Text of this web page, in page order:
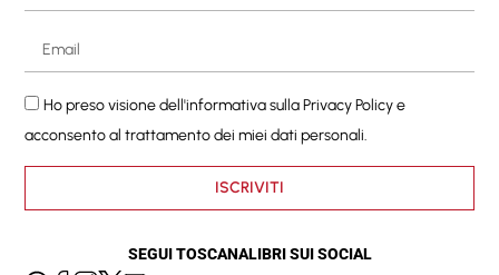
Ho preso visione dell'informativa sullaPrivacy Policye
acconsento al trattamento dei miei dati personali.
ISCRIVITI
SEGUI TOSCANALIBRI SUI SOCIAL